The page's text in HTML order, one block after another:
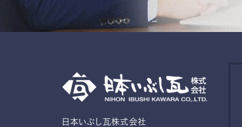
日本いぶし瓦株式会社